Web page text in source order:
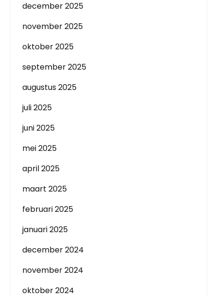
december 2025
november 2025
oktober 2025
september 2025
augustus 2025
juli 2025
juni 2025
mei 2025
april 2025
maart 2025
februari 2025
januari 2025
december 2024
november 2024
oktober 2024